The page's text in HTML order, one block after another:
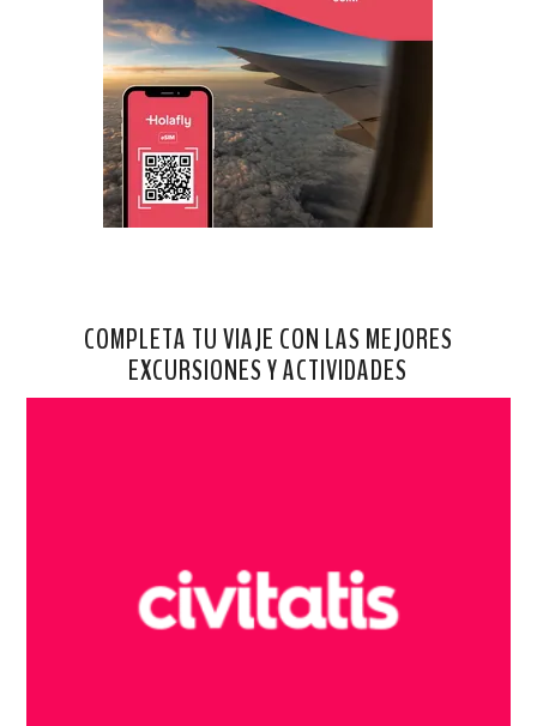
COMPLETA TU VIAJE CON LAS MEJORES
EXCURSIONES Y ACTIVIDADES